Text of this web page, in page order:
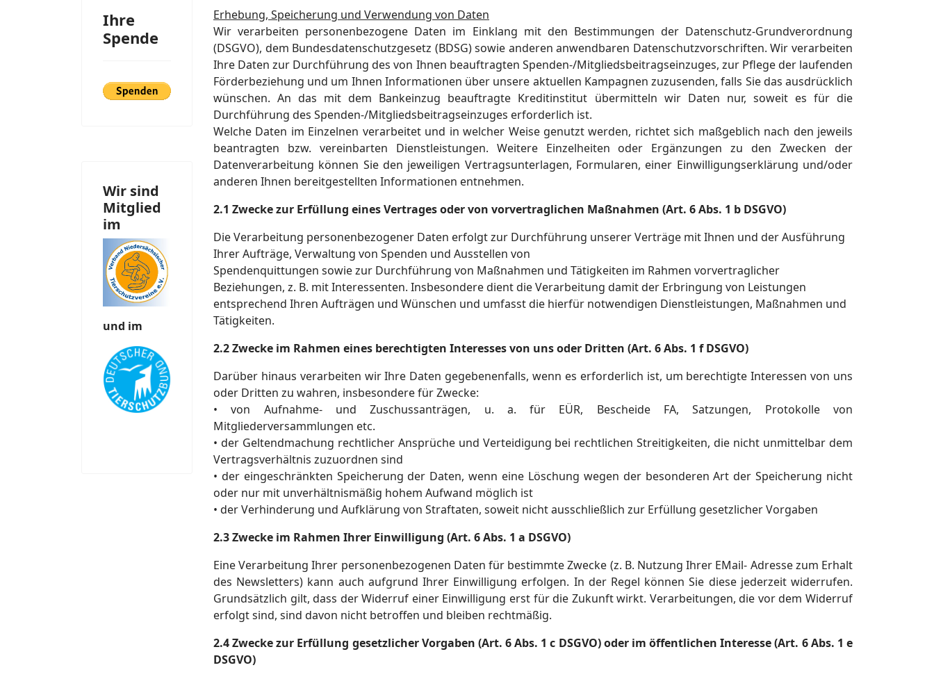
Ihre
Spende
Wir sind
Mitglied
im
und im
Erhebung, Speicherung und Verwendung von Daten
Wir verarbeiten personenbezogene Daten im Einklang mit den Bestimmungen der Datenschutz-Grundverordnung
(DSGVO), dem Bundesdatenschutzgesetz (BDSG) sowie anderen anwendbaren Datenschutzvorschriften. Wir verarbeiten
Ihre Daten zur Durchführung des von Ihnen beauftragten Spenden-/Mitgliedsbeitragseinzuges, zur Pflege der laufenden
Förderbeziehung und um Ihnen Informationen über unsere aktuellen Kampagnen zuzusenden, falls Sie das ausdrücklich
wünschen. An das mit dem Bankeinzug beauftragte Kreditinstitut übermitteln wir Daten nur, soweit es für die
Durchführung des Spenden-/Mitgliedsbeitragseinzuges erforderlich ist.
Welche Daten im Einzelnen verarbeitet und in welcher Weise genutzt werden, richtet sich maßgeblich nach den jeweils
beantragten bzw. vereinbarten Dienstleistungen. Weitere Einzelheiten oder Ergänzungen zu den Zwecken der
Datenverarbeitung können Sie den jeweiligen Vertragsunterlagen, Formularen, einer Einwilligungserklärung und/oder
anderen Ihnen bereitgestellten Informationen entnehmen.
2.1 Zwecke zur Erfüllung eines Vertrages oder von vorvertraglichen Maßnahmen (Art. 6 Abs. 1 b DSGVO)
Die Verarbeitung personenbezogener Daten erfolgt zur Durchführung unserer Verträge mit Ihnen und der Ausführung
Ihrer Aufträge, Verwaltung von Spenden und Ausstellen von
Spendenquittungen sowie zur Durchführung von Maßnahmen und Tätigkeiten im Rahmen vorvertraglicher
Beziehungen, z. B. mit Interessenten. Insbesondere dient die Verarbeitung damit der Erbringung von Leistungen
entsprechend Ihren Aufträgen und Wünschen und umfasst die hierfür notwendigen Dienstleistungen, Maßnahmen und
Tätigkeiten.
2.2 Zwecke im Rahmen eines berechtigten Interesses von uns oder Dritten (Art. 6 Abs. 1 f DSGVO)
Darüber hinaus verarbeiten wir Ihre Daten gegebenenfalls, wenn es erforderlich ist, um berechtigte Interessen von uns
oder Dritten zu wahren, insbesondere für Zwecke:
• von Aufnahme- und Zuschussanträgen, u. a. für EÜR, Bescheide FA, Satzungen, Protokolle von
Mitgliederversammlungen etc.
• der Geltendmachung rechtlicher Ansprüche und Verteidigung bei rechtlichen Streitigkeiten, die nicht unmittelbar dem
Vertragsverhältnis zuzuordnen sind
• der eingeschränkten Speicherung der Daten, wenn eine Löschung wegen der besonderen Art der Speicherung nicht
oder nur mit unverhältnismäßig hohem Aufwand möglich ist
• der Verhinderung und Aufklärung von Straftaten, soweit nicht ausschließlich zur Erfüllung gesetzlicher Vorgaben
2.3 Zwecke im Rahmen Ihrer Einwilligung (Art. 6 Abs. 1 a DSGVO)
Eine Verarbeitung Ihrer personenbezogenen Daten für bestimmte Zwecke (z. B. Nutzung Ihrer EMail- Adresse zum Erhalt
des Newsletters) kann auch aufgrund Ihrer Einwilligung erfolgen. In der Regel können Sie diese jederzeit widerrufen.
Grundsätzlich gilt, dass der Widerruf einer Einwilligung erst für die Zukunft wirkt. Verarbeitungen, die vor dem Widerruf
erfolgt sind, sind davon nicht betroffen und bleiben rechtmäßig.
2.4 Zwecke zur Erfüllung gesetzlicher Vorgaben (Art. 6 Abs. 1 c DSGVO) oder im öffentlichen Interesse (Art. 6 Abs. 1 e
DSGVO)